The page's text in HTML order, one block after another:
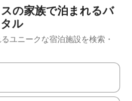
の家族で泊まれるバ
ル
ユニークな宿泊施設を検索・
、上下の矢印キーを使って移動するか